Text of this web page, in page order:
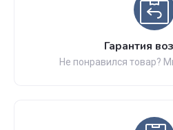
Гарантия
Не понравился товар?